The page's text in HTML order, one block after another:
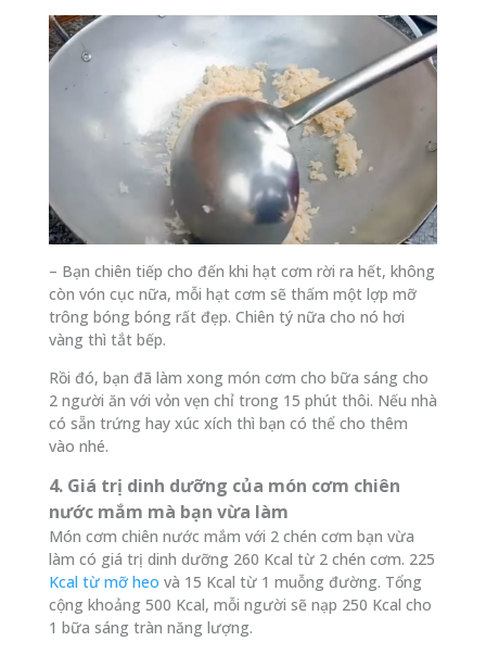
– Bạn chiên tiếp cho đến khi hạt cơm rời ra hết, không
còn vón cục nữa, mỗi hạt cơm sẽ thấm một lợp mỡ
trông bóng bóng rất đẹp. Chiên tý nữa cho nó hơi
vàng thì tắt bếp.
Rồi đó, bạn đã làm xong món cơm cho bữa sáng cho
2 người ăn với vỏn vẹn chỉ trong 15 phút thôi. Nếu nhà
có sẵn trứng hay xúc xích thì bạn có thể cho thêm
vào nhé.
4. Giá trị dinh dưỡng của món cơm chiên
nước mắm mà bạn vừa làm
Món cơm chiên nước mắm với 2 chén cơm bạn vừa
làm có giá trị dinh dưỡng 260 Kcal từ 2 chén cơm. 225
Kcal từ mỡ heo và 15 Kcal từ 1 muỗng đường. Tổng
cộng khoảng 500 Kcal, mỗi người sẽ nạp 250 Kcal cho
1 bữa sáng tràn năng lượng.